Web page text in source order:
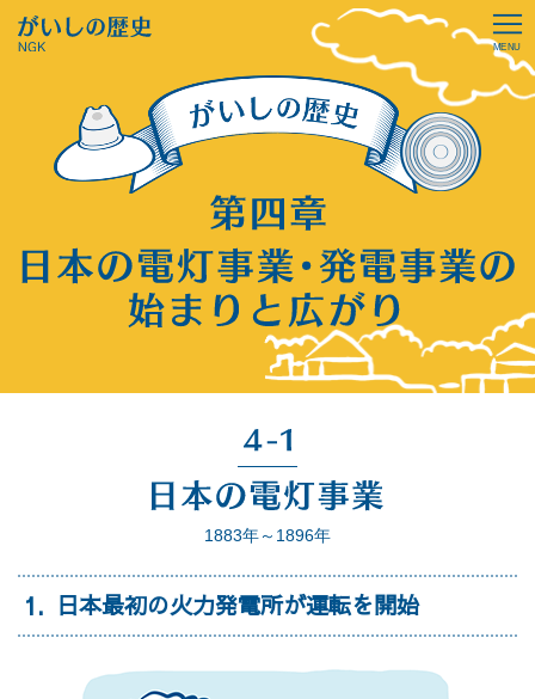
1883年～1896年
1 日本最初の火力発電所が運転を開始